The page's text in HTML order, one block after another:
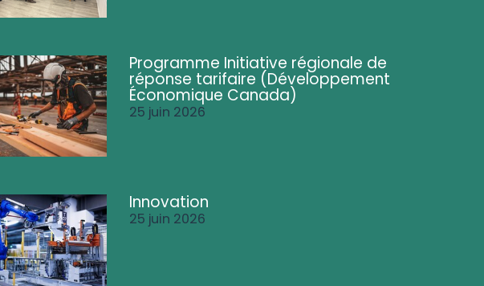
Programme Initiative régionale de
réponse tarifaire (Développement
Économique Canada)
25 juin 2026
Innovation
25 juin 2026